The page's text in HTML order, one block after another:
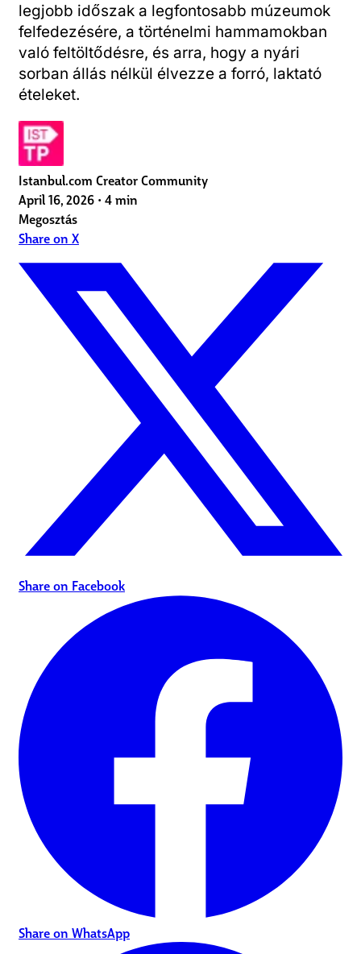
legjobb időszak a legfontosabb múzeumok
felfedezésére, a történelmi hammamokban
való feltöltődésre, és arra, hogy a nyári
sorban állás nélkül élvezze a forró, laktató
ételeket.
Istanbul.com Creator Community
April 16, 2026 • 4 min
Megosztás
Share on X
Share on Facebook
Share on WhatsApp